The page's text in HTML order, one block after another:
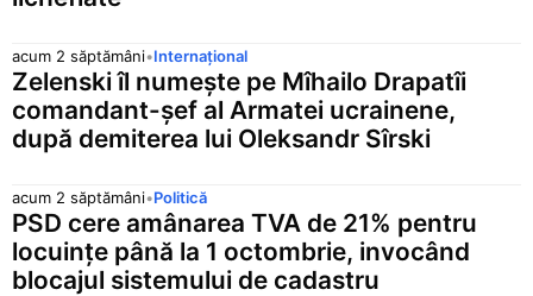
acum 2 săptămâni•Internațional
Zelenski îl numește pe Mîhailo Drapatîi
comandant-șef al Armatei ucrainene,
după demiterea lui Oleksandr Sîrski
acum 2 săptămâni•Politică
PSD cere amânarea TVA de 21% pentru
locuințe până la 1 octombrie, invocând
blocajul sistemului de cadastru